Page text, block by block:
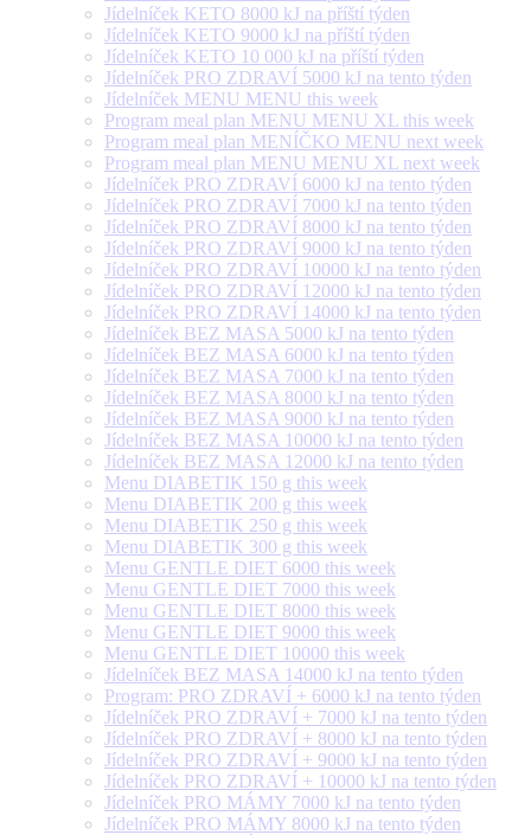
Jídelníček KETO 8000 kJ na příští týden
Jídelníček KETO 9000 kJ na příští týden
Jídelníček KETO 10 000 kJ na příští týden
Jídelníček PRO ZDRAVÍ 5000 kJ na tento týden
Jídelníček MENU MENU this week
Program meal plan MENU MENU XL this week
Program meal plan MENÍČKO MENU next week
Program meal plan MENU MENU XL next week
Jídelníček PRO ZDRAVÍ 6000 kJ na tento týden
Jídelníček PRO ZDRAVÍ 7000 kJ na tento týden
Jídelníček PRO ZDRAVÍ 8000 kJ na tento týden
Jídelníček PRO ZDRAVÍ 9000 kJ na tento týden
Jídelníček PRO ZDRAVÍ 10000 kJ na tento týden
Jídelníček PRO ZDRAVÍ 12000 kJ na tento týden
Jídelníček PRO ZDRAVÍ 14000 kJ na tento týden
Jídelníček BEZ MASA 5000 kJ na tento týden
Jídelníček BEZ MASA 6000 kJ na tento týden
Jídelníček BEZ MASA 7000 kJ na tento týden
Jídelníček BEZ MASA 8000 kJ na tento týden
Jídelníček BEZ MASA 9000 kJ na tento týden
Jídelníček BEZ MASA 10000 kJ na tento týden
Jídelníček BEZ MASA 12000 kJ na tento týden
Menu DIABETIK 150 g this week
Menu DIABETIK 200 g this week
Menu DIABETIK 250 g this week
Menu DIABETIK 300 g this week
Menu GENTLE DIET 6000 this week
Menu GENTLE DIET 7000 this week
Menu GENTLE DIET 8000 this week
Menu GENTLE DIET 9000 this week
Menu GENTLE DIET 10000 this week
Jídelníček BEZ MASA 14000 kJ na tento týden
Program: PRO ZDRAVÍ + 6000 kJ na tento týden
Jídelníček PRO ZDRAVÍ + 7000 kJ na tento týden
Jídelníček PRO ZDRAVÍ + 8000 kJ na tento týden
Jídelníček PRO ZDRAVÍ + 9000 kJ na tento týden
Jídelníček PRO ZDRAVÍ + 10000 kJ na tento týden
Jídelníček PRO MÁMY 7000 kJ na tento týden
Jídelníček PRO MÁMY 8000 kJ na tento týden